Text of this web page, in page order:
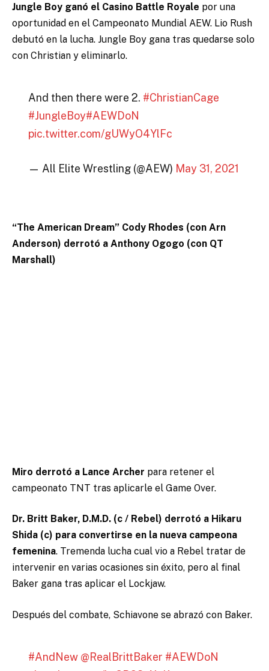
Jungle Boy ganó el Casino Battle Royale por una
oportunidad en el Campeonato Mundial AEW. Lio Rush
debutó en la lucha. Jungle Boy gana tras quedarse solo
con Christian y eliminarlo.
And then there were 2. #ChristianCage
#JungleBoy#AEWDoN
pic.twitter.com/gUWyO4YlFc
— All Elite Wrestling (@AEW) May 31, 2021
“The American Dream” Cody Rhodes (con Arn
Anderson) derrotó a Anthony Ogogo (con QT
Marshall)
Miro derrotó a Lance Archer para retener el
campeonato TNT tras aplicarle el Game Over.
Dr. Britt Baker, D.M.D. (c / Rebel) derrotó a Hikaru
Shida (c) para convertirse en la nueva campeona
femenina. Tremenda lucha cual vio a Rebel tratar de
intervenir en varias ocasiones sin éxito, pero al final
Baker gana tras aplicar el Lockjaw.
Después del combate, Schiavone se abrazó con Baker.
#AndNew @RealBrittBaker #AEWDoN